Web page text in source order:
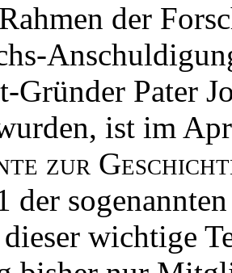
der
Gründer Pater
ist im
zur
der
wichtige